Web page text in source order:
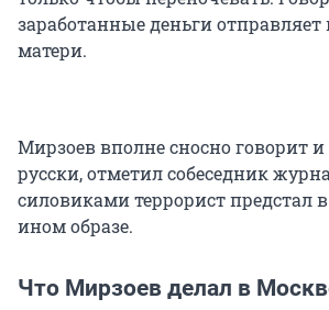
заработанные деньги
матери.
Мирзоев вполне сносно говорит
русски, отметил собеседник
силовиками террорист предстал
ином образе.
Что Мирзоев делал в